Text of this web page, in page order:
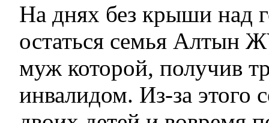
На днях без крыши над
остаться семья
муж которой, получив
инвалидом. Из-за этого